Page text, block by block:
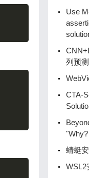
Use
列预
CTA-
蜻蜓
WSL2